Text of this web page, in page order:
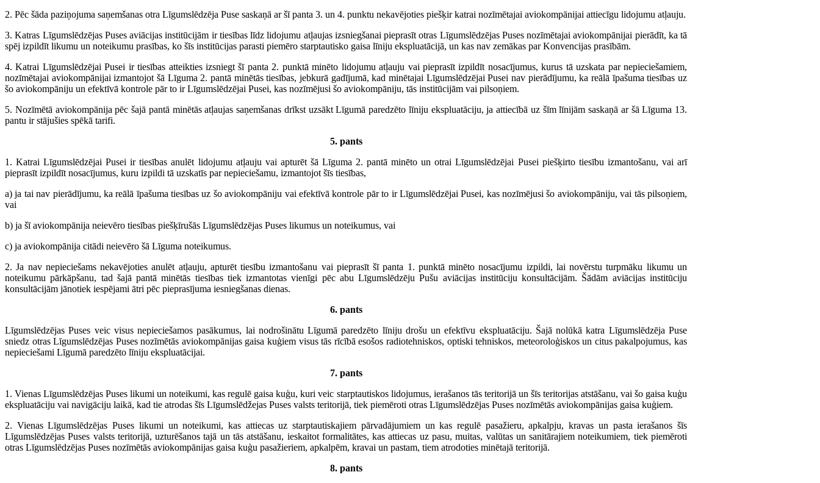
2. Pēc šāda paziņojuma saņemšanas otra Līgumslēdzēja Puse saskaņā ar šī panta 3. un 4. punktu nekavējoties piešķir katrai nozīmētajai aviokompānijai attiecīgu lidojumu atļauju.
3. Katras Līgumslēdzējas Puses aviācijas institūcijām ir tiesības līdz lidojumu atļaujas izsniegšanai pieprasīt otras Līgumslēdzējas Puses nozīmētajai aviokompānijai pierādīt, ka tā
spēj izpildīt likumu un noteikumu prasības, ko šīs institūcijas parasti piemēro starptautisko gaisa līniju ekspluatācijā, un kas nav zemākas par Konvencijas prasībām.
4. Katrai Līgumslēdzējai Pusei ir tiesības atteikties izsniegt šī panta 2. punktā minēto lidojumu atļauju vai pieprasīt izpildīt nosacījumus, kurus tā uzskata par nepieciešamiem,
nozīmētajai aviokompānijai izmantojot šā Līguma 2. pantā minētās tiesības, jebkurā gadījumā, kad minētajai Līgumslēdzējai Pusei nav pierādījumu, ka reālā īpašuma tiesības uz
šo aviokompāniju un efektīvā kontrole pār to ir Līgumslēdzējai Pusei, kas nozīmējusi šo aviokompāniju, tās institūcijām vai pilsoņiem.
5. Nozīmētā aviokompānija pēc šajā pantā minētās atļaujas saņemšanas drīkst uzsākt Līgumā paredzēto līniju ekspluatāciju, ja attiecībā uz šīm līnijām saskaņā ar šā Līguma 13.
pantu ir stājušies spēkā tarifi.
5. pants
1. Katrai Līgumslēdzējai Pusei ir tiesības anulēt lidojumu atļauju vai apturēt šā Līguma 2. pantā minēto un otrai Līgumslēdzējai Pusei piešķirto tiesību izmantošanu, vai arī
pieprasīt izpildīt nosacījumus, kuru izpildi tā uzskatīs par nepieciešamu, izmantojot šīs tiesības,
a) ja tai nav pierādījumu, ka reālā īpašuma tiesības uz šo aviokompāniju vai efektīvā kontrole pār to ir Līgumslēdzējai Pusei, kas nozīmējusi šo aviokompāniju, vai tās pilsoņiem,
vai
b) ja šī aviokompānija neievēro tiesības piešķīrušās Līgumslēdzējas Puses likumus un noteikumus, vai
c) ja aviokompānija citādi neievēro šā Līguma noteikumus.
2. Ja nav nepieciešams nekavējoties anulēt atļauju, apturēt tiesību izmantošanu vai pieprasīt šī panta 1. punktā minēto nosacījumu izpildi, lai novērstu turpmāku likumu un
noteikumu pārkāpšanu, tad šajā pantā minētās tiesības tiek izmantotas vienīgi pēc abu Līgumslēdzēju Pušu aviācijas institūciju konsultācijām. Šādām aviācijas institūciju
konsultācijām jānotiek iespējami ātri pēc pieprasījuma iesniegšanas dienas.
6. pants
Līgumslēdzējas Puses veic visus nepieciešamos pasākumus, lai nodrošinātu Līgumā paredzēto līniju drošu un efektīvu ekspluatāciju. Šajā nolūkā katra Līgumslēdzēja Puse
sniedz otras Līgumslēdzējas Puses nozīmētās aviokompānijas gaisa kuģiem visus tās rīcībā esošos radiotehniskos, optiski tehniskos, meteoroloģiskos un citus pakalpojumus, kas
nepieciešami Līgumā paredzēto līniju ekspluatācijai.
7. pants
1. Vienas Līgumslēdzējas Puses likumi un noteikumi, kas regulē gaisa kuģu, kuri veic starptautiskos lidojumus, ierašanos tās teritorijā un šīs teritorijas atstāšanu, vai šo gaisa kuģu
ekspluatāciju vai navigāciju laikā, kad tie atrodas šīs Līgumslēdžejas Puses valsts teritorijā, tiek piemēroti otras Līgumslēdzējas Puses nozīmētās aviokompānijas gaisa kuģiem.
2. Vienas Līgumslēdzējas Puses likumi un noteikumi, kas attiecas uz starptautiskajiem pārvadājumiem un kas regulē pasažieru, apkalpju, kravas un pasta ierašanos šīs
Līgumslēdzējas Puses valsts teritorijā, uzturēšanos tajā un tās atstāšanu, ieskaitot formalitātes, kas attiecas uz pasu, muitas, valūtas un sanitārajiem noteikumiem, tiek piemēroti
otras Līgumslēdzējas Puses nozīmētās aviokompānijas gaisa kuģu pasažieriem, apkalpēm, kravai un pastam, tiem atrodoties minētajā teritorijā.
8. pants